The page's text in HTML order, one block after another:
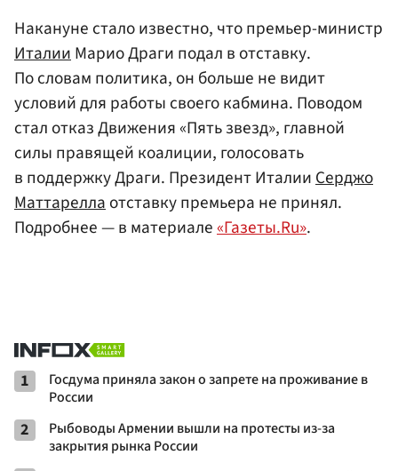
Накануне стало известно, что премьер-министр
ИталииМарио Драги подал в отставку.
По словам политика, он больше не видит
условий для работы своего кабмина. Поводом
стал отказ Движения «Пять звезд», главной
силы правящей коалиции, голосовать
в поддержку Драги. Президент ИталииСерджо
Маттареллаотставку премьера не принял.
Подробнее — в материале«Газеты.Ru».
1
Госдума приняла закон о запрете на проживание в
России
2
Рыбоводы Армении вышли на протесты из-за
закрытия рынка России